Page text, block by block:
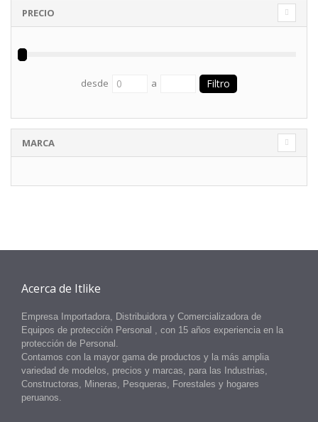
PRECIO
desde a
MARCA
Acerca de Itlike
Empresa Importadora, Distribuidora y Comercializadora de
Equipos de protección Personal , con 15 años experiencia en la
protección de Personal.
Contamos con la mayor gama de productos y la más amplia
variedad de modelos, precios y marcas, para las Industrias,
Constructoras, Mineras, Pesqueras, Forestales y hogares
peruanos.